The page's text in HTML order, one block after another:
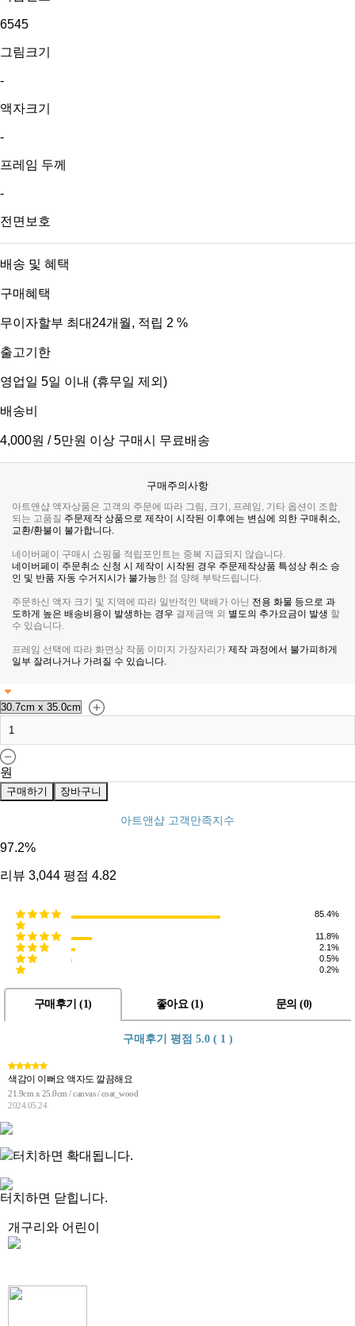
6545
그림크기
-
액자크기
-
프레임 두께
-
전면보호
배송 및 혜택
구매혜택
무이자할부 최대24개월, 적립 2 %
출고기한
영업일 5일 이내 (휴무일 제외)
배송비
4,000원 / 5만원 이상 구매시 무료배송
구매주의사항
아트앤샵 액자상품은 고객의 주문에 따라 그림, 크기, 프레임, 기타 옵션이 조합
되는 고품질 주문제작 상품으로 제작이 시작된 이후에는 변심에 의한 구매취소,
교환/환불이 불가합니다.
네이버페이 구매시 쇼핑몰 적립포인트는 중복 지급되지 않습니다.
네이버페이 주문취소 신청 시 제작이 시작된 경우 주문제작상품 특성상 취소 승
인 및 반품 자동 수거지시가 불가능한 점 양해 부탁드립니다.
주문하신 액자 크기 및 지역에 따라 일반적인 택배가 아닌 전용 화물 등으로 과
도하게 높은 배송비용이 발생하는 경우 결제금액 외 별도의 추가요금이 발생 할
수 있습니다.
프레임 선택에 따라 화면상 작품 이미지 가장자리가 제작 과정에서 불가피하게
일부 잘려나거나 가려질 수 있습니다.
원
구매하기 장바구니
아트앤샵 고객만족지수
97.2%
리뷰 3,044 평점 4.82
85.4%
11.8%
2.1%
0.5%
0.2%
구매후기 (1) 좋아요 (1 ) 문의 (0)
구매후기 평점 5.0 ( 1 )
색감이 이뻐요 액자도 깔끔해요
21.9cm x 25.0cm / canvas / coat_wood
2024.05.24
터치하면 확대됩니다.
터치하면 닫힙니다.
개구리와 어린이